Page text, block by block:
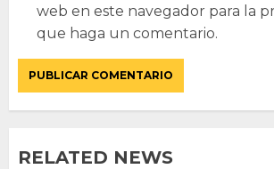
web en este navegador para la
que haga un comentario.
RELATED NEWS